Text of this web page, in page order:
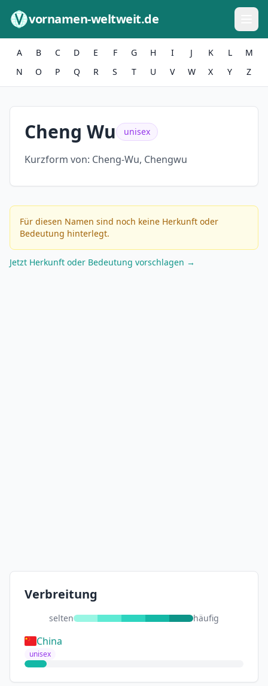
vornamen-weltweit.de
A B C D E F G H I J K L
M
N
O P Q R S T U V W X Y Z
Cheng Wu unisex
Kurzform von: Cheng-Wu, Chengwu
Für diesen Namen sind noch keine Herkunft oder
Bedeutung hinterlegt.
Jetzt Herkunft oder Bedeutung vorschlagen →
Verbreitung
selten häufig
China
unisex